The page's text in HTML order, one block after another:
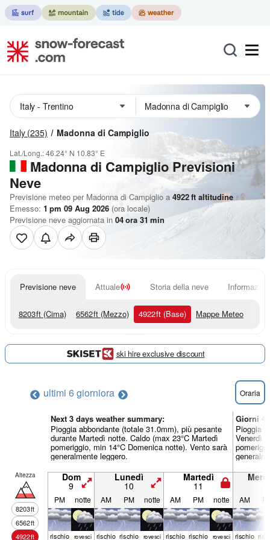
Italy (235) Madonna di Campiglio
Lat./Long.:46.24° N 10.83° E
Madonna di Campiglio Previsioni
Neve
Previsione meteo per Madonna di Campiglio a 4922ft altitudine
Emesso: 1 pm 09 Aug 2026 (ora locale)
Previsione neve aggiornata in 04ora 31 min
Previsione neve Attuale Storia della neve
8203ft (Cima) 6562ft (Mezzo) 4922ft (Base) Mappe Meteo
ski hire exclusive discount
ultimi 6 giorniora Oraria
Next 3 days weather summary:
Pioggia abbondante (totale 31.0mm), più pesante
durante Martedì notte. Caldo (max 23°C Martedì
pomeriggio, min 14°C Domenica notte). Vento sarà
generalmente leggero.
Giorni
Pioggia
Venerdì
Altezza
8203ft
6562ft
4922ft
Dom
9
Lunedì
10
Martedì
11
PM notte AM PM notte AM PM notte AM
rischio rovesci rischio rischio rovesci rischio rischio rovesci rischio